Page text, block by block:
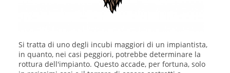
Si tratta di uno degli incubi maggiori di un impiantista,
in quanto, nei casi peggiori, potrebbe determinare la
rottura dell'impianto. Questo accade, per fortuna, solo